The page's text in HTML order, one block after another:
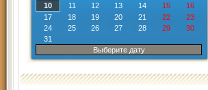
10
11 12 13 14 15
16
17
18 19 20 21 22
23
24
25 26 27 28 29
30
31
Выберите дату